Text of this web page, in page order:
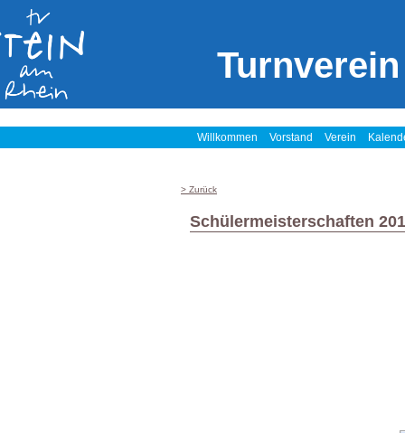
Willkommen Vorstand Verein
> Zurück
Schülermeisterschaften